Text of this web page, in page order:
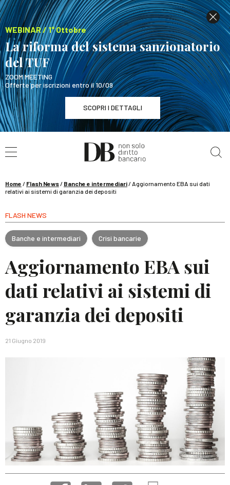
WEBINAR / 1° Ottobre
La riforma del sistema sanzionatorio
del TUF
ZOOM MEETING
Offerte per iscrizioni entro il 10/09
SCOPRI I DETTAGLI
WEBINAR / 1° Ottobre
La riforma del sistema sanzionatorio del TUF
Home / Flash News/ Banche e intermediari/Aggiornamento EBA sui dati
relativi ai sistemi di garanzia dei depositi
FLASH NEWS
Banche e intermediari Crisi bancarie
Aggiornamento EBA sui
dati relativi ai sistemi di
garanzia dei depositi
21 Giugno 2019